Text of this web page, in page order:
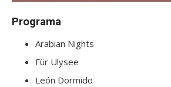
Programa
Arabian Nights
Für Ulysee
León Dormido